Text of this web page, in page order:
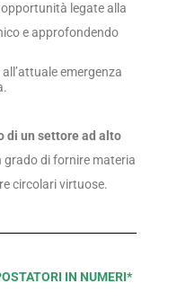
legate alla
e approfondendo
emergenza
di un settoread alto
grado di fornire materia
circolari virtuose.
IN NUMERI*